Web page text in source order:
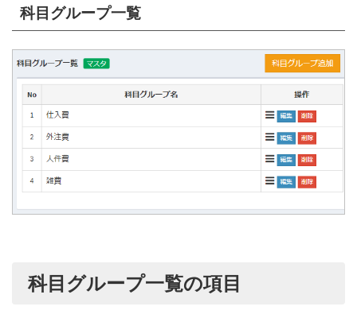
科目グループ一覧
科目グループ一覧の項目